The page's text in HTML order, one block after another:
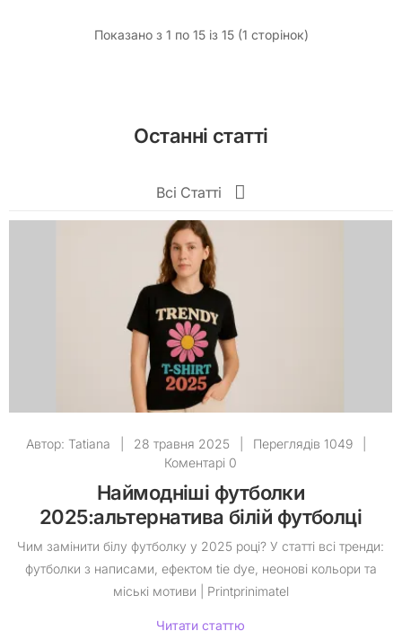
Показано з 1 по 15 із 15 (1 сторінок)
Останні статті
Всі Статті
Автор: Tatiana 28 травня 2025 Переглядів 1049
Коментарі 0
Наймодніші футболки
2025:альтернатива білій футболці
Чим замінити білу футболку у 2025 році? У статті всі тренди:
футболки з написами, ефектом tie dye, неонові кольори та
міські мотиви | Printprinimatel
Читати статтю